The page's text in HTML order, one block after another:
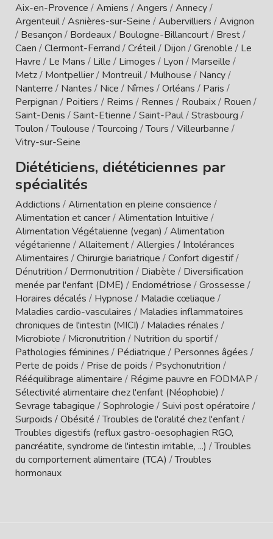
Aix-en-Provence /Amiens /Angers /Annecy/
Argenteuil/Asnières-sur-Seine /Aubervilliers /Avignon
/ Besançon / Bordeaux/ Boulogne-Billancourt/ Brest/
Caen /Clermont-Ferrand /Créteil/ Dijon /Grenoble / Le
Havre / Le Mans / Lille / Limoges / Lyon / Marseille /
Metz/ Montpellier/ Montreuil/ Mulhouse / Nancy/
Nanterre / Nantes / Nice / Nîmes /Orléans / Paris /
Perpignan / Poitiers / Reims / Rennes / Roubaix/ Rouen /
Saint-Denis /Saint-Etienne /Saint-Paul/Strasbourg /
Toulon /Toulouse /Tourcoing /Tours /Villeurbanne /
Vitry-sur-Seine
Diététiciens, diététiciennes par
spécialités
Addictions /Alimentation en pleine conscience /
Alimentation et cancer/Alimentation Intuitive /
Alimentation Végétalienne (vegan) /Alimentation
végétarienne /Allaitement/Allergies / Intolérances
Alimentaires /Chirurgie bariatrique /Confort digestif/
Dénutrition / Dermonutrition / Diabète / Diversification
menée par l'enfant (DME) / Endométriose /Grossesse /
Horaires décalés / Hypnose / Maladie cœliaque /
Maladies cardio-vasculaires / Maladies inflammatoires
chroniques de l'intestin (MICI) / Maladies rénales /
Microbiote / Micronutrition / Nutrition du sportif/
Pathologies féminines / Pédiatrique / Personnes âgées /
Perte de poids / Prise de poids / Psychonutrition /
Rééquilibrage alimentaire / Régime pauvre en FODMAP /
Sélectivité alimentaire chez l'enfant (Néophobie) /
Sevrage tabagique /Sophrologie /Suivi post opératoire /
Surpoids / Obésité /Troubles de l'oralité chez l'enfant/
Troubles digestifs (reflux gastro-oesophagien RGO,
pancréatite, syndrome de l'intestin irritable, ...) /Troubles
du comportement alimentaire (TCA) /Troubles
hormonaux